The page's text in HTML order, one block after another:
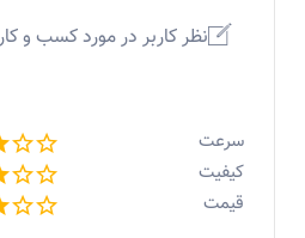
نظر کاربر در مورد کسب و
سرعت
کیفیت
قیمت